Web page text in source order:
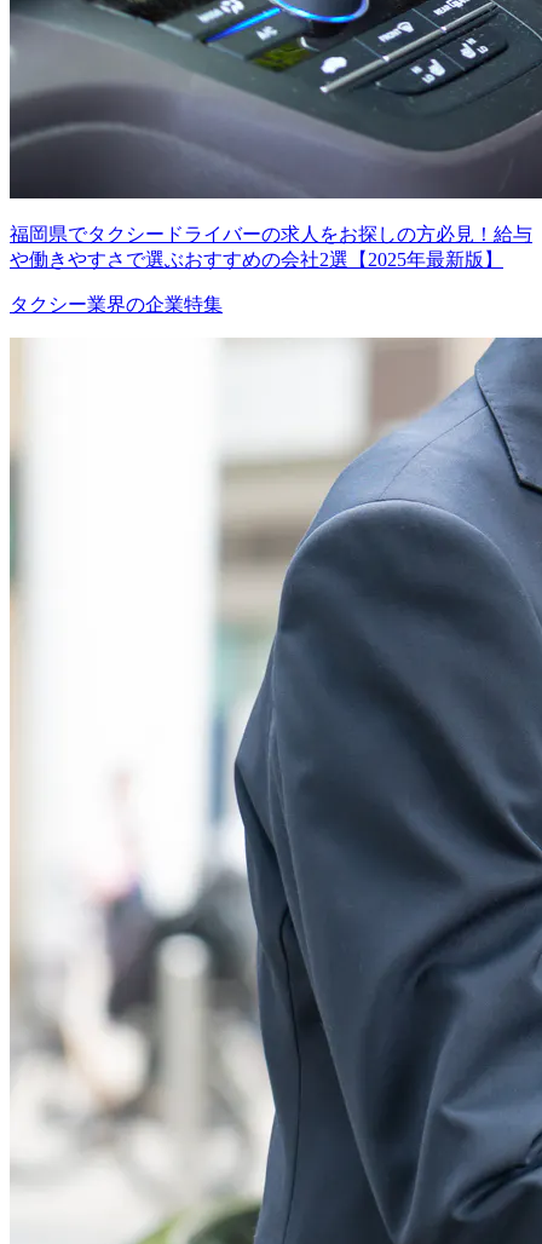
福岡県でタクシードライバーの求人をお探しの方必見！給与
や働きやすさで選ぶおすすめの会社2選【2025年最新版】
タクシー業界の企業特集